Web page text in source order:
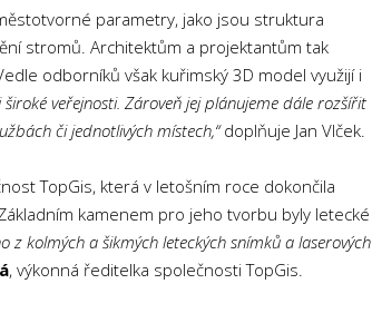
parametry, jako jsou struktura
stromů. Architektům a projektantům tak
odborníků však kuřimský 3D model využijí i
veřejnosti. Zároveň jej plánujeme dále rozšířit
či jednotlivých místech,“doplňuje Jan Vlček.
TopGis, která v letošním roce dokončila
kamenem pro jeho tvorbu byly letecké
z kolmých a šikmých leteckých snímků a laserových
, výkonná ředitelka společnosti TopGis.